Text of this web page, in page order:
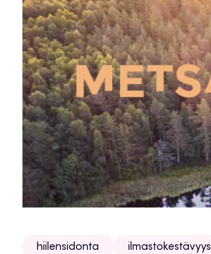
hiilensidonta ilmastokestävyys